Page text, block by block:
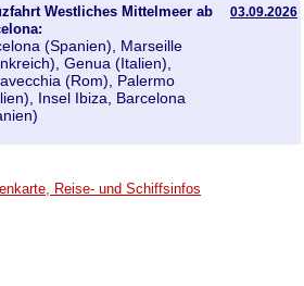
Westliches Mittelmeer ab
(Spanien), Marseille
Genua (Italien),
(Rom), Palermo
Insel Ibiza, Barcelona
03.09.2026
Reise- und Schiffsinfos